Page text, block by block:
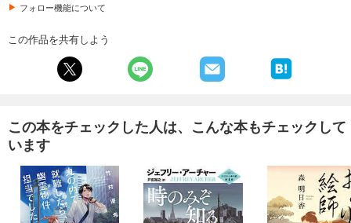
フォロー機能について
この作品を共有しよう
この本をチェックした人は、こんな本もチェックして
います